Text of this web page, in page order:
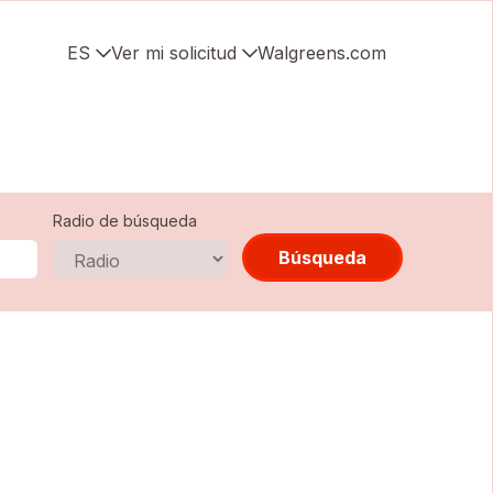
ES Ver mi solicitud Walgreens.com
Radio de búsqueda
Búsqueda